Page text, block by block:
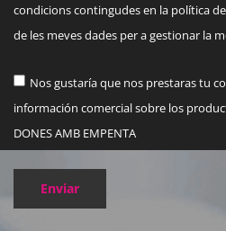
condicions contingudes en la política
de les meves dades per a gestionar la
Nos gustaría que nos prestaras tu
información comercial sobre los
DONES AMB EMPENTA
Enviar